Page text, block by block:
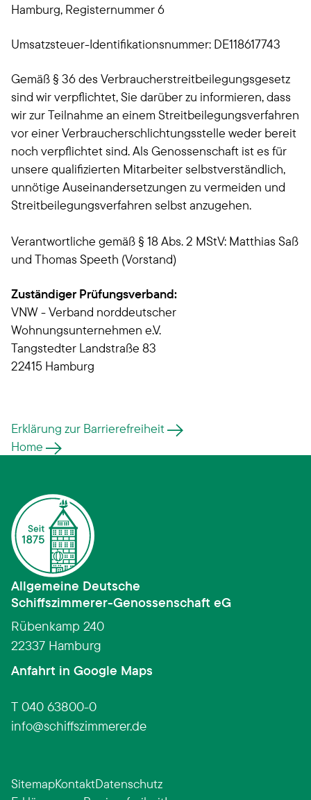
Hamburg, Registernummer 6
Umsatzsteuer-Identifikationsnummer: DE118617743
Gemäß § 36 des Verbraucherstreitbeilegungsgesetz
sind wir verpflichtet, Sie darüber zu informieren, dass
wir zur Teilnahme an einem Streitbeilegungsverfahren
vor einer Verbraucherschlichtungsstelle weder bereit
noch verpflichtet sind. Als Genossenschaft ist es für
unsere qualifizierten Mitarbeiter selbstverständlich,
unnötige Auseinandersetzungen zu vermeiden und
Streitbeilegungsverfahren selbst anzugehen.
Verantwortliche gemäß § 18 Abs. 2 MStV: Matthias Saß
und Thomas Speeth (Vorstand)
Zuständiger Prüfungsverband:
VNW - Verband norddeutscher
Wohnungsunternehmen e.V.
Tangstedter Landstraße 83
22415 Hamburg
Erklärung zur Barrierefreiheit
Home
Allgemeine Deutsche
Schiffszimmerer­-­Genossenschaft eG
Rübenkamp 240
22337 Hamburg
Anfahrt in Google Maps
T 040 63800-0
info
schiffszimmerer.de
SitemapKontaktDatenschutz